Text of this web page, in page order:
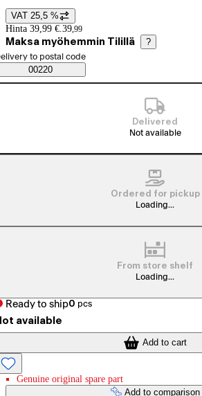
Price details
VAT 25,5 %
Hinta 39,99 €. 39,99
Maksa myöhemmin Tilillä ?
Saatavuustiedot
order method
to postal code
00220
Delivered
Not available
Ordered for pickup
Loading...
From store shelf
Loading...
Ready to ship0 pcs
available
Add to cart
Genuine original spare part
Add to comparison